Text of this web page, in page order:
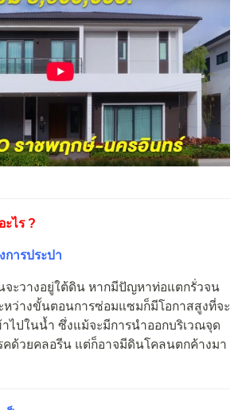
ะไร ?
การประปา
จะวางอยู่ใต้ดิน หากมีปัญหาท่อแตกรั่วจน
หว่างขั้นตอนการซ่อมแซมก็มีโอกาสสูงที่จะ
ไปในน้ำ ซึ่งแม้จะมีการนำออกบริเวณจุด
คด้วยคลอรีน แต่ก็อาจมีดินโคลนตกค้างมา